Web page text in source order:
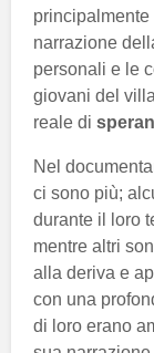
narrazione
personali e le
giovani del
reale di
Nel
ci sono più;
durante il loro
mentre altri
alla deriva e
con una
di loro erano